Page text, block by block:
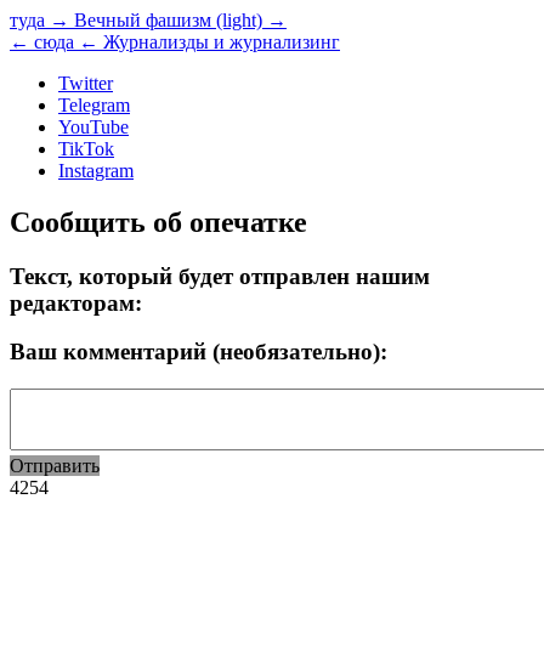
туда → Вечный фашизм (light) →
← сюда ← Журнализды и журнализинг
Twitter
Telegram
YouTube
TikTok
Instagram
Сообщить об опечатке
Текст, который будет отправлен нашим
редакторам:
Ваш комментарий (необязательно):
Отправить
4254